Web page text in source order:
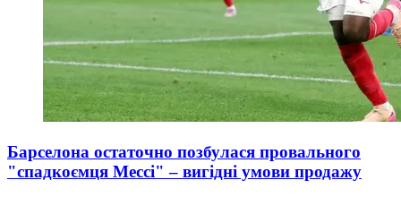
Барселона остаточно позбулася провального
"спадкоємця Мессі" – вигідні умови продажу